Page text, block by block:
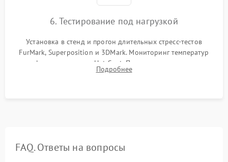
6. Тестирование под нагрузкой
Установка в стенд и прогон длительных стресс-тестов
FurMark, Superposition и 3DMark. Мониторинг температур
графического чипа и Hot Spot. Проверка на отсутствие
артефактов изображения, вылетов драйвера и зависаний.
Подробнее
FAQ. Ответы на вопросы